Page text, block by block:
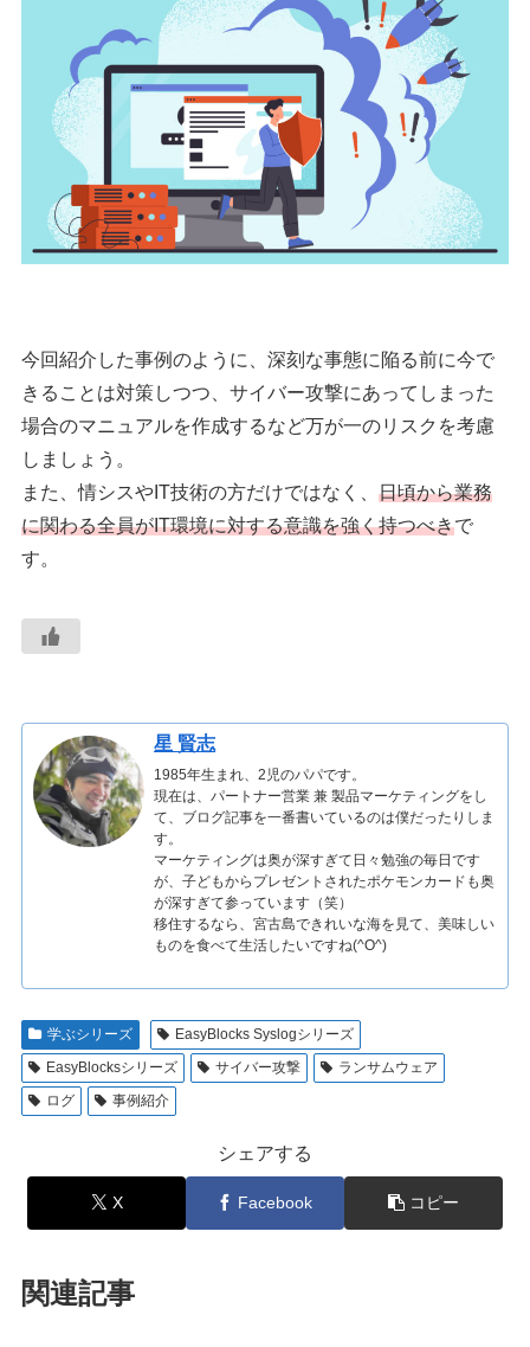
今回紹介した事例のように、深刻な事態に陥る前に今で
きることは対策しつつ、サイバー攻撃にあってしまった
場合のマニュアルを作成するなど万が一のリスクを考慮
しましょう。
また、情シスやIT技術の方だけではなく、日頃から業務
に関わる全員がIT環境に対する意識を強く持つべきで
す。
星 賢志
1985年生まれ、2児のパパです。
現在は、パートナー営業 兼 製品マーケティングをし
て、ブログ記事を一番書いているのは僕だったりしま
す。
マーケティングは奥が深すぎて日々勉強の毎日です
が、子どもからプレゼントされたポケモンカードも奥
が深すぎて参っています（笑）
移住するなら、宮古島できれいな海を見て、美味しい
ものを食べて生活したいですね(^O^)
学ぶシリーズ
EasyBlocks Syslogシリーズ
EasyBlocksシリーズ
サイバー攻撃
ランサムウェア
ログ
事例紹介
シェアする
X Facebook コピー
関連記事